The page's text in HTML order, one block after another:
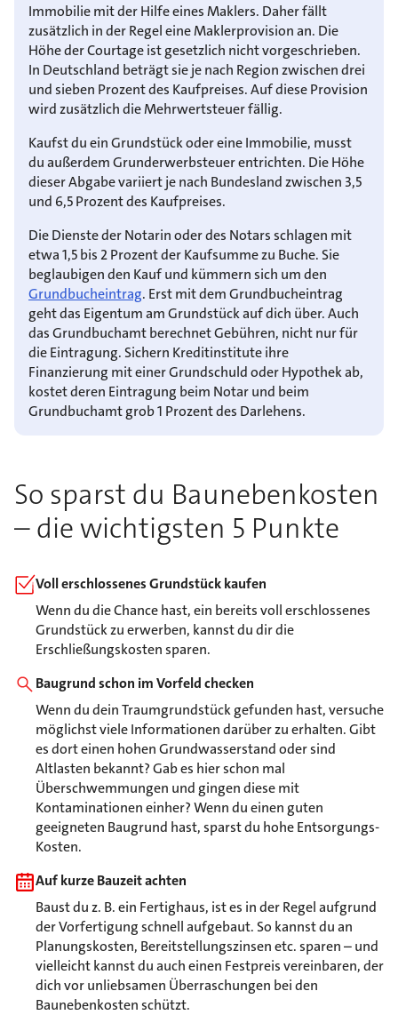
Immobilie mit der Hilfe eines Maklers. Daher fällt
zusätzlich in der Regel eine Maklerprovision an. Die
Höhe der Courtage ist gesetzlich nicht vorgeschrieben.
In Deutschland beträgt sie je nach Region zwischen drei
und sieben Prozent des Kaufpreises. Auf diese Provision
wird zusätzlich die Mehrwertsteuer fällig.
Kaufst du ein Grundstück oder eine Immobilie, musst
du außerdem Grunderwerbsteuer entrichten. Die Höhe
dieser Abgabe variiert je nach Bundesland zwischen 3,5
und 6,5 Prozent des Kaufpreises.
Die Dienste der Notarin oder des Notars schlagen mit
etwa 1,5 bis 2 Prozent der Kaufsumme zu Buche. Sie
beglaubigen den Kauf und kümmern sich um den
Grundbucheintrag. Erst mit dem Grundbucheintrag
geht das Eigentum am Grundstück auf dich über. Auch
das Grundbuchamt berechnet Gebühren, nicht nur für
die Eintragung. Sichern Kreditinstitute ihre
Finanzierung mit einer Grundschuld oder Hypothek ab,
kostet deren Eintragung beim Notar und beim
Grundbuchamt grob 1 Prozent des Darlehens.
So sparst du Baunebenkosten
– die wichtigsten 5 Punkte
Voll erschlossenes Grundstück kaufen
Wenn du die Chance hast, ein bereits voll erschlossenes
Grundstück zu erwerben, kannst du dir die
Erschließungskosten sparen.
Baugrund schon im Vorfeld checken
Wenn du dein Traumgrundstück gefunden hast, versuche
möglichst viele Informationen darüber zu erhalten. Gibt
es dort einen hohen Grundwasserstand oder sind
Altlasten bekannt? Gab es hier schon mal
Überschwemmungen und gingen diese mit
Kontaminationen einher? Wenn du einen guten
geeigneten Baugrund hast, sparst du hohe Entsorgungs-
Kosten.
Auf kurze Bauzeit achten
Baust du z. B. ein Fertighaus, ist es in der Regel aufgrund
der Vorfertigung schnell aufgebaut. So kannst du an
Planungskosten, Bereitstellungszinsen etc. sparen – und
vielleicht kannst du auch einen Festpreis vereinbaren, der
dich vor unliebsamen Überraschungen bei den
Baunebenkosten schützt.